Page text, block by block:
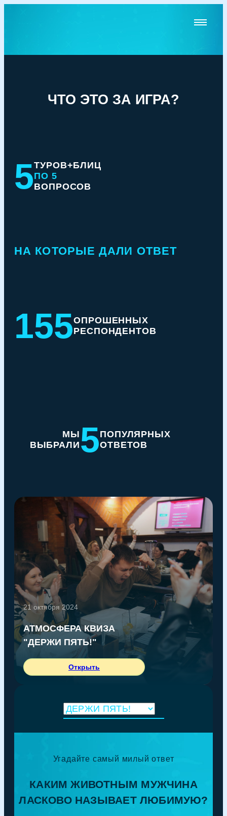
ЧТО ЭТО ЗА ИГРА?
5ТУРОВ+БЛИЦ
ПО 5
ВОПРОСОВ
НА КОТОРЫЕ ДАЛИ ОТВЕТ
155ОПРОШЕННЫХ
РЕСПОНДЕНТОВ
МЫ
ВЫБРАЛИ 5ПОПУЛЯРНЫХ
ОТВЕТОВ
21 октября 2024
АТМОСФЕРА КВИЗА
"ДЕРЖИ ПЯТЬ!"
Открыть
Угадайте самый милый ответ
КАКИМ ЖИВОТНЫМ МУЖЧИНА
ЛАСКОВО НАЗЫВАЕТ ЛЮБИМУЮ?